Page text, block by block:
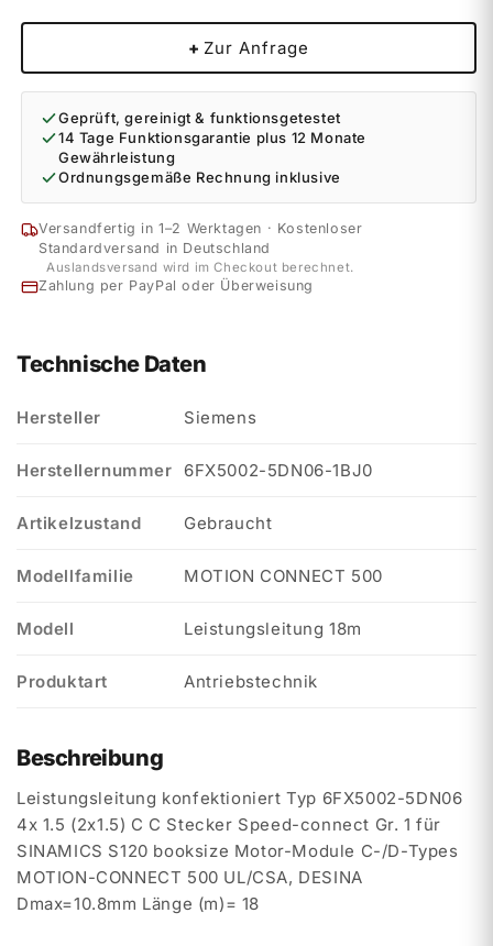
+ Zur Anfrage
Geprüft, gereinigt & funktionsgetestet
14 Tage Funktionsgarantie plus 12 Monate
Gewährleistung
Ordnungsgemäße Rechnung inklusive
Versandfertig in 1–2 Werktagen · Kostenloser
Standardversand in Deutschland
Auslandsversand wird im Checkout berechnet.
Zahlung per PayPal oder Überweisung
Technische Daten
Hersteller Siemens
Herstellernummer 6FX5002-5DN06-1BJ0
Artikelzustand Gebraucht
Modellfamilie MOTION CONNECT 500
Modell Leistungsleitung 18m
Produktart Antriebstechnik
Beschreibung
Leistungsleitung konfektioniert Typ 6FX5002-5DN06
4x 1.5 (2x1.5) C C Stecker Speed-connect Gr. 1 für
SINAMICS S120 booksize Motor-Module C-/D-Types
MOTION-CONNECT 500 UL/CSA, DESINA
Dmax=10.8mm Länge (m)= 18